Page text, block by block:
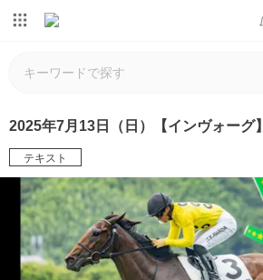
2025年7月13日（日）【インヴォーグ】
テキスト